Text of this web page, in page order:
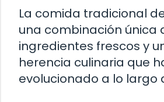
La comida tradicional
una combinación única
ingredientes frescos y
herencia culinaria que
evolucionado a lo largo